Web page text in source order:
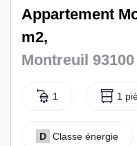
Appartement
m2,
Montreuil 93100
1 1
D Classe énergie